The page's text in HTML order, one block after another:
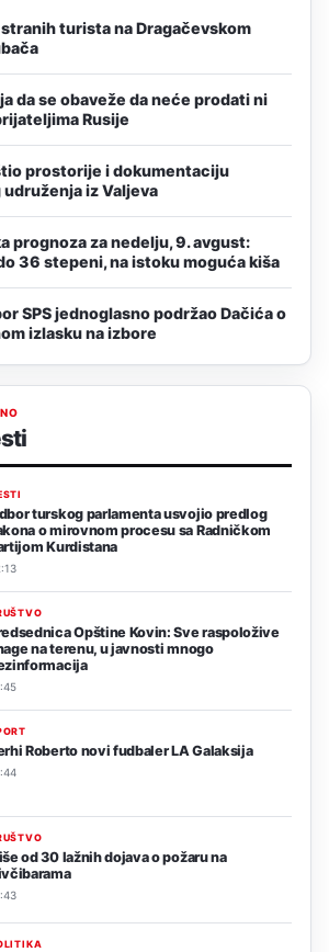
turista na Dragačevskom
da se obaveže da neće prodati ni
Rusije
prostorije i dokumentaciju
iz Valjeva
prognoza za nedelju, 9. avgust:
36 stepeni, na istoku moguća kiša
SPS jednoglasno podržao Dačića o
izlasku na izbore
turskog parlamenta usvojio predlog
o mirovnom procesu sa Radničkom
Kurdistana
Opštine Kovin: Sve raspoložive
na terenu, u javnosti mnogo
Roberto novi fudbaler LA Galaksija
od 30 lažnih dojava o požaru na